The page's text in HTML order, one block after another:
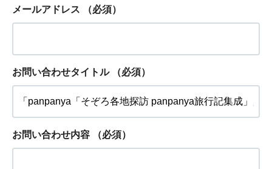
メールアドレス （必須）
お問い合わせタイトル （必須）
お問い合わせ内容 （必須）